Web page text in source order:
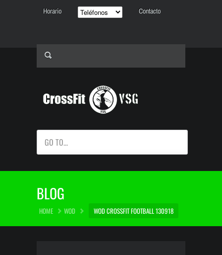
Horario Contacto
GO TO...
BLOG
HOME WOD WOD CROSSFIT FOOTBALL 130918